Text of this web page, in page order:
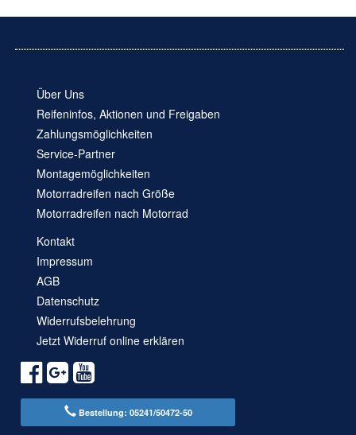
Über Uns
Reifeninfos, Aktionen und Freigaben
Zahlungsmöglichkeiten
Service-Partner
Montagemöglichkeiten
Motorradreifen nach Größe
Motorradreifen nach Motorrad
Kontakt
Impressum
AGB
Datenschutz
Widerrufsbelehrung
Jetzt Widerruf online erklären
Bestellung: 05241/50472-50